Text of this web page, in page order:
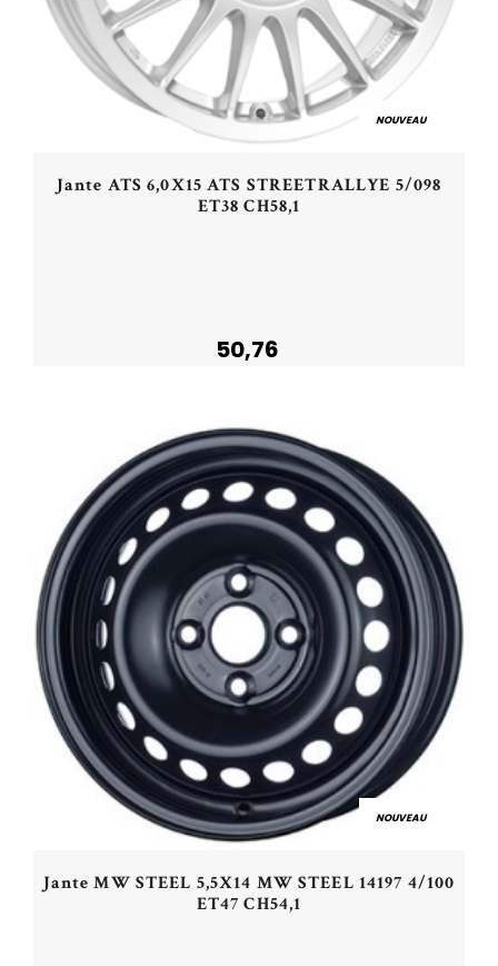
Acheter
NOUVEAU
Jante ATS 6,0X15 ATS STREETRALLYE 5/098
ET38 CH58,1
50,76
NOUVEAU
Jante MW STEEL 5,5X14 MW STEEL 14197 4/100
ET47 CH54,1